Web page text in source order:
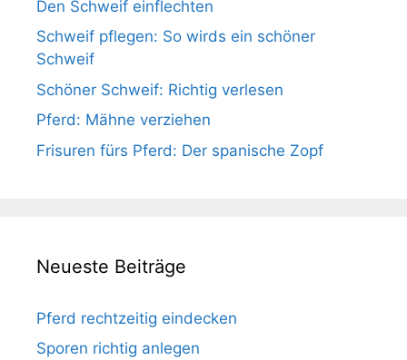
Den Schweif einflechten
Schweif pflegen: So wirds ein schöner
Schweif
Schöner Schweif: Richtig verlesen
Pferd: Mähne verziehen
Frisuren fürs Pferd: Der spanische Zopf
Neueste Beiträge
Pferd rechtzeitig eindecken
Sporen richtig anlegen